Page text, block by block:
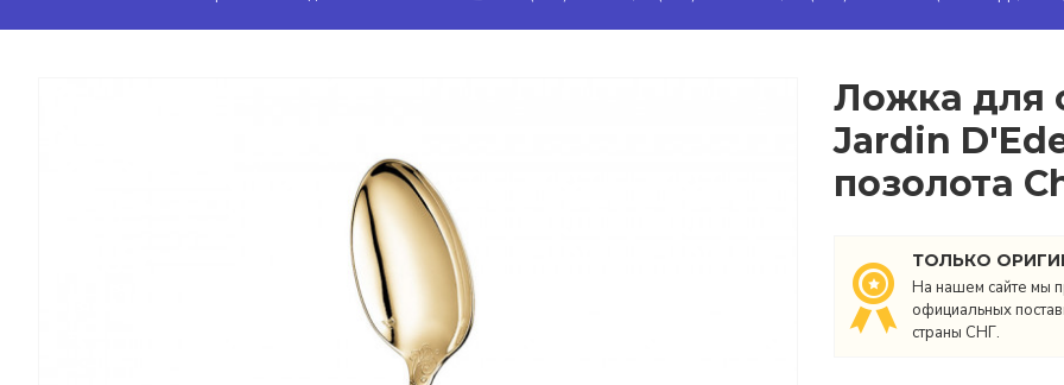
Ложка для
Jardin
позолота
ТОЛЬКО
На нашем сайте мы
официальных
страны СНГ.